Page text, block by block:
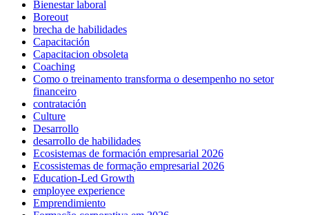
Bienestar laboral
Boreout
brecha de habilidades
Capacitación
Capacitacion obsoleta
Coaching
Como o treinamento transforma o desempenho no setor
financeiro
contratación
Culture
Desarrollo
desarrollo de habilidades
Ecosistemas de formación empresarial 2026
Ecossistemas de formação empresarial 2026
Education-Led Growth
employee experience
Emprendimiento